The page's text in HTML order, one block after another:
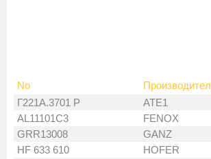
No
Г221А.3701 Р
ATE1
AL11101C3
FENOX
GRR13008
GANZ
HF 633 610
HOFER